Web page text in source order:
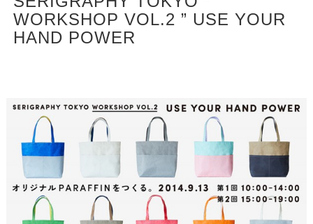
WORKSHOP VOL.2 ” USE YOUR
HAND POWER